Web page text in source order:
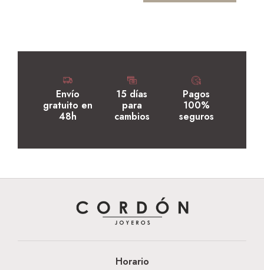
Envío
gratuito en
48h
15 días
para
cambios
Pagos
100%
seguros
Horario